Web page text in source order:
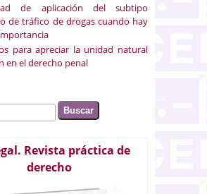
de aplicación del subtipo
de tráfico de drogas cuando hay
para apreciar la unidad natural
en el derecho penal
de búsqueda
Revista práctica de
derecho